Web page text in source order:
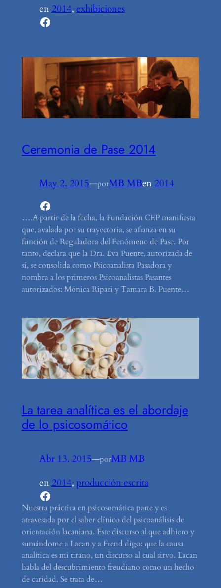
en 2014, exhibiciones
Facebook
Ceremonia de Pase 2014
May 2, 2015—porMB MBen 2014
Facebook
….A partir de la fecha, la Fundación CEP manifiesta
que, avalada por su trayectoria, se afianza en su
función de Reguladora del Fenómeno de Pase. Por
tanto, declara que la Dra. Eva Puente, autorizada de
sí, se consolida como Psicoanalista Pasadora y
nombra a los primeros Psicoanalistas Pasantes
autorizados: Mónica Ripari y Tamara B. Puente…
La tarea analítica es el abordaje
de lo psicosomático
Abr 13, 2015—porMB MB
en 2014, producción escrita
Facebook
Nuestra práctica en psicosomática parte y es
atravesada por el saber clínico del psicoanálisis de
orientación lacaniana. Este discurso al que adhiero y
sumándome a Lacan y a Freud digo: que la causa
analítica es mi tirano, un discurso al cual sirvo. Lacan
habla del descubrimiento freudiano como un hecho
de caridad. Se trata de…